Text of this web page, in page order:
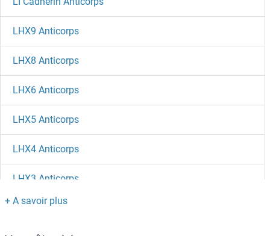
LHX9 Anticorps
LHX8 Anticorps
LHX6 Anticorps
LHX5 Anticorps
LHX4 Anticorps
LHX3 Anticorps
LHX2 Anticorps